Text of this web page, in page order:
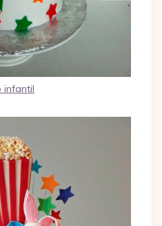
infantil